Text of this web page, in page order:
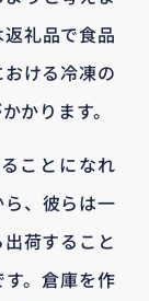
礼品で食品
ける冷凍の
かります。
ことになれ
、彼らは一
荷すること
。倉庫を作